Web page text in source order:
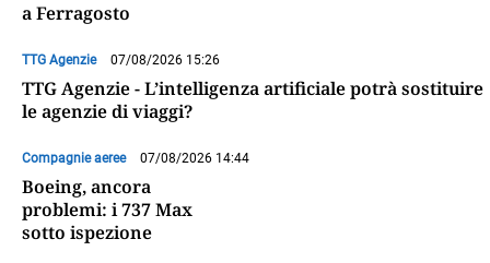
a Ferragosto
TTG Agenzie 07/08/2026 15:26
TTG Agenzie - L’intelligenza artificiale potrà sostituire
le agenzie di viaggi?
Compagnie aeree 07/08/2026 14:44
Boeing, ancora
problemi: i 737 Max
sotto ispezione